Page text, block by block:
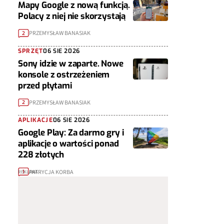
Mapy Google z nową funkcją.
Polacy z niej nie skorzystają
2 PRZEMYSŁAW BANASIAK
SPRZĘT06 SIE 2026
Sony idzie w zaparte. Nowe
konsole z ostrzeżeniem
przed płytami
2 PRZEMYSŁAW BANASIAK
APLIKACJE06 SIE 2026
Google Play: Za darmo gry i
aplikacje o wartości ponad
228 złotych
1 PATRYCJA KORBA